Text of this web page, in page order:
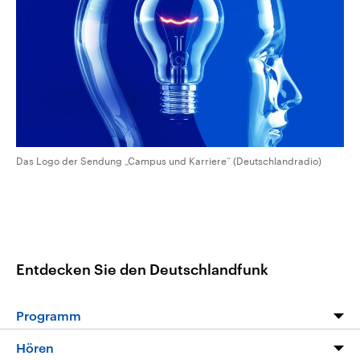
CDU, SPD und FDP regiert.-
Umfragen, Prognosen,
Wahlprogramme, aktuelle Berichte
und Hintergründe zu den Parteien
und Kandidaten der anstehenden
aktuelle Weltgeschehen.
Sendungen Programm Podcasts
Audio-Archiv
Das Logo der Sendung „Campus und Karriere“ (Deutschlandradio)
Entdecken Sie den Deutschlandfunk
Programm
Programm
Hören